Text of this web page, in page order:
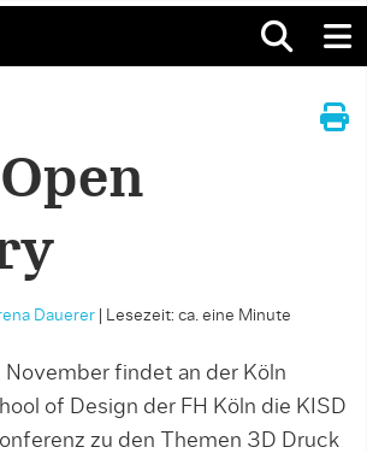
Dauerer Lesezeit: ca. eine Minute
findet an der Köln
of Design der FH Köln die KISD
zu den Themen 3D Druck